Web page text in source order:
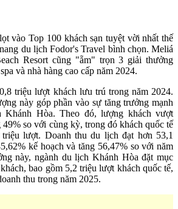
vào Top 100 khách sạn tuyệt vời nhất thế
du lịch Fodor's Travel bình chọn. Meliá
Resort cũng "ẵm" trọn 3 giải thưởng
và nhà hàng cao cấp năm 2024.
triệu lượt khách lưu trú trong năm 2024.
này góp phần vào sự tăng trưởng mạnh
Khánh Hòa. Theo đó, lượng khách vượt
49% so với cùng kỳ, trong đó khách quốc tế
lượt. Doanh thu du lịch đạt hơn 53,1
kế hoạch và tăng 56,47% so với năm
này, ngành du lịch Khánh Hòa đặt mục
bao gồm 5,2 triệu lượt khách quốc tế,
thu trong năm 2025.